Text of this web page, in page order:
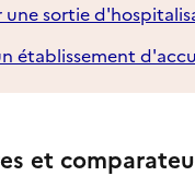
une sortie
établissement
et